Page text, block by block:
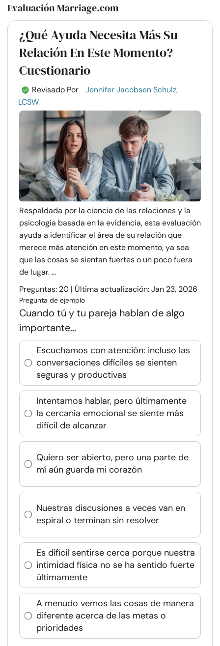
Evaluación Marriage.com
¿Qué Ayuda Necesita Más Su
Relación En Este Momento?
Cuestionario
Revisado Por
Jennifer Jacobsen Schulz,
LCSW
Respaldada por la ciencia de las relaciones y la
psicología basada en la evidencia, esta evaluación
ayuda a identificar el área de su relación que
merece más atención en este momento, ya sea
que las cosas se sientan fuertes o un poco fuera
de lugar. ...
Preguntas: 20 | Última actualización: Jan 23, 2026
Pregunta de ejemplo
Cuando tú y tu pareja hablan de algo
importante...
Escuchamos con atención: incluso las
conversaciones difíciles se sienten
seguras y productivas
Intentamos hablar, pero últimamente
la cercanía emocional se siente más
difícil de alcanzar
Quiero ser abierto, pero una parte de
mí aún guarda mi corazón
Nuestras discusiones a veces van en
espiral o terminan sin resolver
Es difícil sentirse cerca porque nuestra
intimidad física no se ha sentido fuerte
últimamente
A menudo vemos las cosas de manera
diferente acerca de las metas o
prioridades